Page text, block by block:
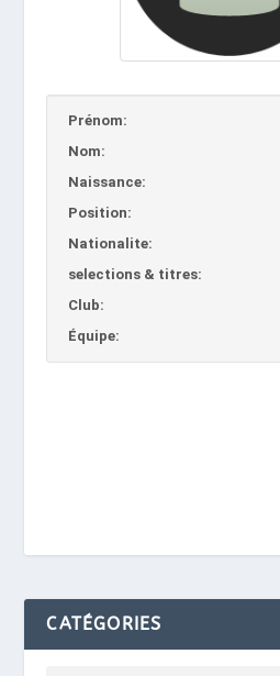
Prénom:
Nom:
Naissance:
Position:
Nationalite:
selections & titres:
Club:
Équipe:
CATÉGORIES